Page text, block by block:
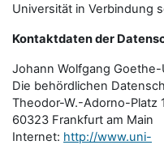
Universität in Verbindung
Kontaktdaten der
Johann Wolfgang
Die behördlichen
Theodor-W.-Adorno-Platz 1
60323 Frankfurt am Main
Internet: http://www.uni-